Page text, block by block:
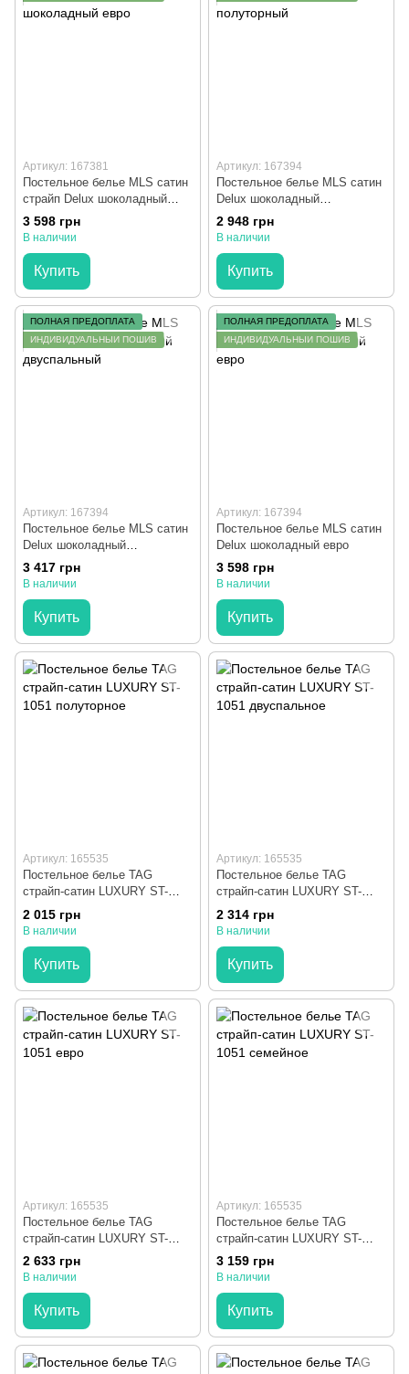
Артикул: 167381
Постельное белье MLS сатин
страйп Delux шоколадный
евро
3 598 грн
В наличии
Купить
Артикул: 167394
Постельное белье MLS сатин
Delux шоколадный
полуторный
2 948 грн
В наличии
Купить
ПОЛНАЯ ПРЕДОПЛАТА
ИНДИВИДУАЛЬНЫЙ ПОШИВ
Артикул: 167394
Постельное белье MLS сатин
Delux шоколадный
двуспальный
3 417 грн
В наличии
Купить
ПОЛНАЯ ПРЕДОПЛАТА
ИНДИВИДУАЛЬНЫЙ ПОШИВ
Артикул: 167394
Постельное белье MLS сатин
Delux шоколадный евро
3 598 грн
В наличии
Купить
Артикул: 165535
Постельное белье TAG
страйп-сатин LUXURY ST-
1051 полуторное
2 015 грн
В наличии
Купить
Артикул: 165535
Постельное белье TAG
страйп-сатин LUXURY ST-
1051 двуспальное
2 314 грн
В наличии
Купить
Артикул: 165535
Постельное белье TAG
страйп-сатин LUXURY ST-
1051 евро
2 633 грн
В наличии
Купить
Артикул: 165535
Постельное белье TAG
страйп-сатин LUXURY ST-
1051 семейное
3 159 грн
В наличии
Купить